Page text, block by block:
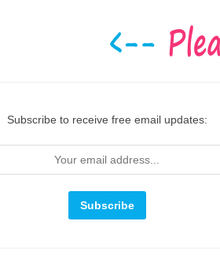
Subscribe to receive free email updates: